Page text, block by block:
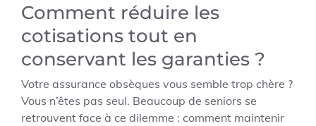
Comment réduire les
cotisations tout en
conservant les garanties ?
Votre assurance obsèques vous semble trop chère ?
Vous n’êtes pas seul. Beaucoup de seniors se
retrouvent face à ce dilemme : comment maintenir